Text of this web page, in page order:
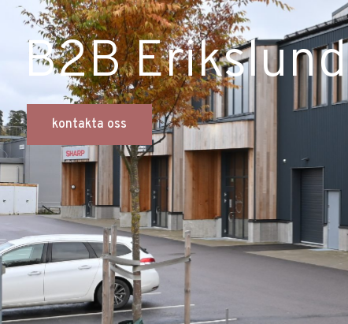
kontakta oss
B2B Erikslund